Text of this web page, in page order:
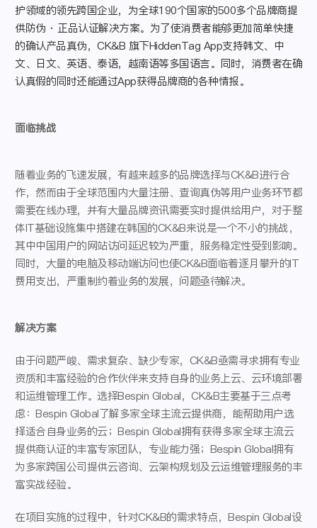
护领域的领先跨国企业，为全球190个国家的500多个品牌商提
供防伪 · 正品认证解决方案。为了使消费者能够更加简单快捷
的确认产品真伪，CK&B 旗下HiddenTag App支持韩文、中
文、日文、英语、泰语，越南语等多国语言。同时，消费者在确
认真假的同时还能通过App获得品牌商的各种情报。
面临挑战
随着业务的飞速发展，有越来越多的品牌选择与CK&B进行合
作，然而由于全球范围内大量注册、查询真伪等用户业务环节都
需要在线办理，并有大量品牌资讯需要实时提供给用户，对于整
体IT基础设施集中搭建在韩国的CK&B来说是一个不小的挑战，
其中中国用户的网站访问延迟较为严重，服务稳定性受到影响。
同时，大量的电脑及移动端访问也使CK&B面临着逐月攀升的IT
费用支出，严重制约着业务的发展，问题亟待解决。
解决方案
由于问题严峻、需求复杂、缺少专家，CK&B亟需寻求拥有专业
资质和丰富经验的合作伙伴来支持自身的业务上云、云环境部署
和运维管理工作。选择Bespin Global，CK&B主要基于三点考
虑：Bespin Global了解多家全球主流云提供商，能帮助用户选
择适合自身业务的云；Bespin Global拥有获得多家全球主流云
提供商认证的丰富专家团队，专业能力强；Bespin Global拥有
为多家跨国公司提供云咨询、云架构规划及云运维管理服务的丰
富实战经验。
在项目实施的过程中，针对CK&B的需求特点，Bespin Global设